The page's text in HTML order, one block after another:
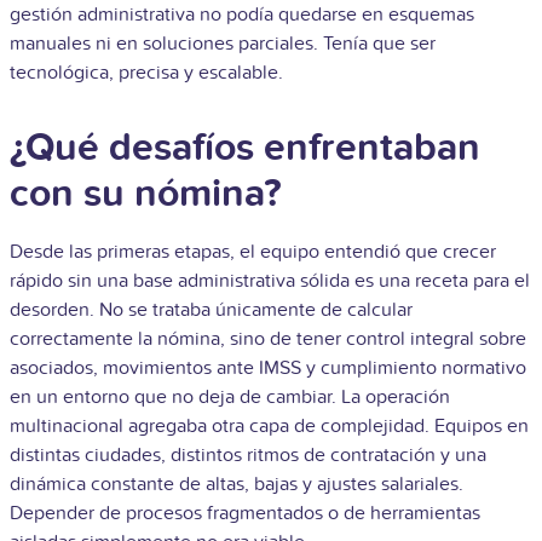
gestión administrativa no podía quedarse en esquemas
manuales ni en soluciones parciales. Tenía que ser
tecnológica, precisa y escalable.
¿Qué desafíos enfrentaban
con su nómina?
Desde las primeras etapas, el equipo entendió que crecer
rápido sin una base administrativa sólida es una receta para el
desorden. No se trataba únicamente de calcular
correctamente la nómina, sino de tener control integral sobre
asociados, movimientos ante IMSS y cumplimiento normativo
en un entorno que no deja de cambiar. La operación
multinacional agregaba otra capa de complejidad. Equipos en
distintas ciudades, distintos ritmos de contratación y una
dinámica constante de altas, bajas y ajustes salariales.
Depender de procesos fragmentados o de herramientas